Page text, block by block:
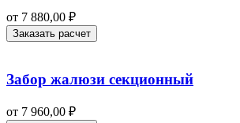
от 7 880,00 ₽
Заказать расчет
Забор жалюзи секционный
от 7 960,00 ₽